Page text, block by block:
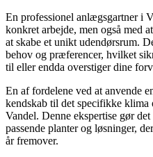
En professionel anlægsgartner i
konkret arbejde, men også med
at skabe et unikt udendørsrum.
behov og præferencer, hvilket
til eller endda overstiger dine
En af fordelene ved at anvende
kendskab til det specifikke
Vandel. Denne ekspertise gør
passende planter og løsninger,
år fremover.